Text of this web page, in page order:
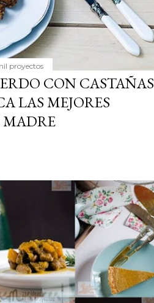
proyectos
CON CASTAÑAS
LAS MEJORES
MADRE